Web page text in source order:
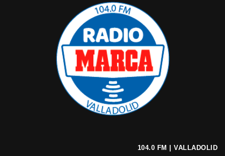
104.0 FM | VALLADOLID